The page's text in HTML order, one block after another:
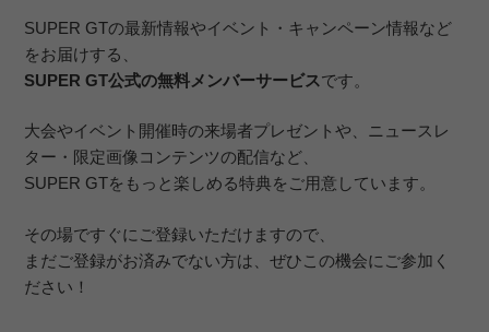
SUPER GTの最新情報やイベント・キャンペーン情報など
をお届けする、
SUPER GT公式の無料メンバーサービスです。
大会やイベント開催時の来場者プレゼントや、ニュースレ
ター・限定画像コンテンツの配信など、
SUPER GTをもっと楽しめる特典をご用意しています。
その場ですぐにご登録いただけますので、
まだご登録がお済みでない方は、ぜひこの機会にご参加く
ださい！